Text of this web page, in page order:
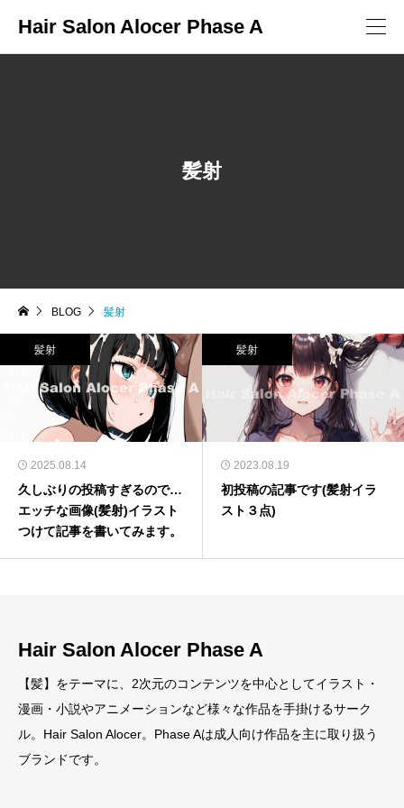
Hair Salon Alocer Phase A
髪射
BLOG 髪射
髪射
2025.08.14
久しぶりの投稿すぎるので…
エッチな画像(髪射)イラスト
つけて記事を書いてみます。
髪射
2023.08.19
初投稿の記事です(髪射イラ
スト３点)
Hair Salon Alocer Phase A
【髪】をテーマに、2次元のコンテンツを中心としてイラスト・
漫画・小説やアニメーションなど様々な作品を手掛けるサーク
ル。Hair Salon Alocer。Phase Aは成人向け作品を主に取り扱う
ブランドです。